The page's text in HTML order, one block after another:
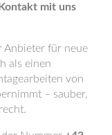
Kontakt mit uns
Anbieter für neue
als einen
von
– sauber,